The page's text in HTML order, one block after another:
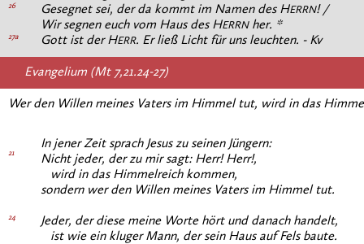
26 Gesegnet sei, der da kommt im Namen des HERRN! /
Wir segnen euch vom Haus des HERRNher. *
27a Gott ist der HERR. Er ließ Licht für uns leuchten. - Kv
Evangelium (Mt 7,21.24-27)
Wer den Willen meines Vaters im Himmel tut, wird in das
21
In jener Zeit sprach Jesus zu seinen Jüngern:
Nicht jeder, der zu mir sagt: Herr! Herr!,
wird in das Himmelreich kommen,
sondern wer den Willen meines Vaters im Himmel tut.
24
Jeder, der diese meine Worte hört und danach handelt,
ist wie ein kluger Mann, der sein Haus auf Fels baute.